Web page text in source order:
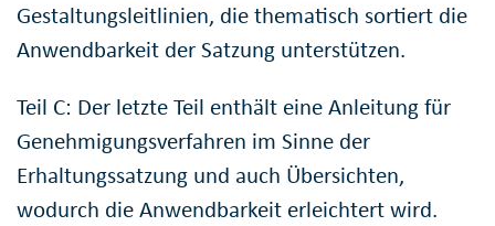
Gestaltungsleitlinien, die thematisch sortiert die
Anwendbarkeit der Satzung unterstützen.
Teil C: Der letzte Teil enthält eine Anleitung für
Genehmigungsverfahren im Sinne der
Erhaltungssatzung und auch Übersichten,
wodurch die Anwendbarkeit erleichtert wird.